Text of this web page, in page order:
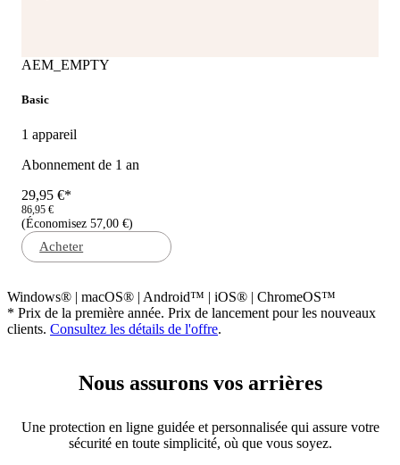
AEM_EMPTY
Basic
1 appareil
Abonnement de 1 an
29,95 €*
86,95 €
(Économisez 57,00 €)
Acheter
Windows® | macOS® | Android™ | iOS® | ChromeOS™
* Prix de la première année. Prix de lancement pour les nouveaux
clients. Consultez les détails de l'offre.
Nous assurons vos arrières
Une protection en ligne guidée et personnalisée qui assure votre
sécurité en toute simplicité, où que vous soyez.